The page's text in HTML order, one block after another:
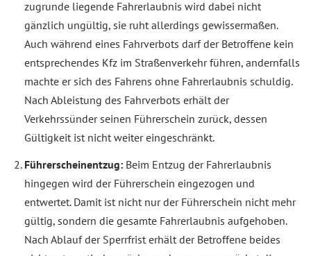
zugrunde liegende Fahrerlaubnis wird dabei nicht
gänzlich ungültig, sie ruht allerdings gewissermaßen.
Auch während eines Fahrverbots darf der Betroffene kein
entsprechendes Kfz im Straßenverkehr führen, andernfalls
machte er sich des Fahrens ohne Fahrerlaubnis schuldig.
Nach Ableistung des Fahrverbots erhält der
Verkehrssünder seinen Führerschein zurück, dessen
Gültigkeit ist nicht weiter eingeschränkt.
Führerscheinentzug: Beim Entzug der Fahrerlaubnis
hingegen wird der Führerschein eingezogen und
entwertet. Damit ist nicht nur der Führerschein nicht mehr
gültig, sondern die gesamte Fahrerlaubnis aufgehoben.
Nach Ablauf der Sperrfrist erhält der Betroffene beides